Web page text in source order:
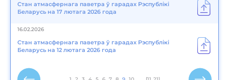
Стан атмасфернага паветра ў гарадах Рэспублікі
Беларусь на 17 лютага 2026 года
16.02.2026
Стан атмасфернага паветра ў гарадах Рэспублікі
Беларусь на 12 лютага 2026 года